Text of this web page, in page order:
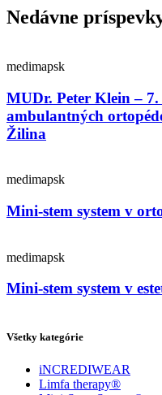
Nedávne
medimapsk
MUDr. Peter Klein – 7.
ambulantných
Žilina
medimapsk
Mini-stem system v
medimapsk
Mini-stem system v
Všetky kategórie
iNCREDIWEAR
Limfa therapy®